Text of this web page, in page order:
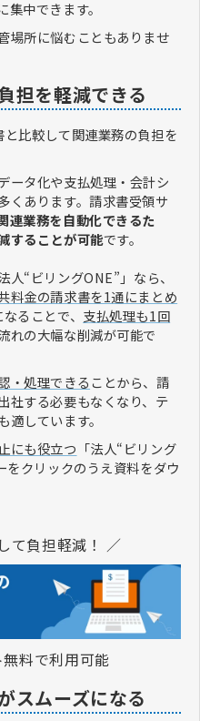
中できます。
場所に悩むこともありませ
担を軽減できる
比較して関連業務の負担を
ータ化や支払処理・会計シ
くあります。請求書受領サ
連業務を自動化できるた
することが可能です。
“ビリングONE”」なら、
料金の請求書を1通にまとめ
ることで、 支払処理も1回
れの大幅な削減が可能で
・処理できることから、請
社する必要もなくなり、テ
しています。
にも役立つ 「法人“ビリング
クリックのうえ資料をダウ
て負担軽減！ ／
料で利用可能
スムーズになる